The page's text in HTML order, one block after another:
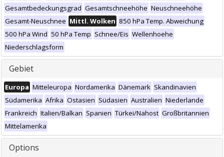
Gesamtbedeckungsgrad Gesamtschneehöhe Neuschneehöhe
Gesamt-Neuschnee Mittl. Wolken 850 hPa Temp. Abweichung
500 hPa Wind 50 hPa Temp Schnee/Eis Wellenhoehe
Niederschlagsform
Gebiet
Europa Mitteleuropa Nordamerika Dänemark Skandinavien
Südamerika Afrika Ostasien Südasien Australien Niederlande
Frankreich Italien/Balkan Spanien Türkei/Nahost Großbritannien
Mittelamerika
Options